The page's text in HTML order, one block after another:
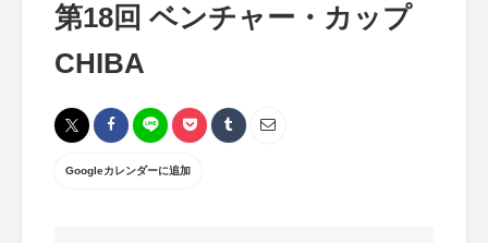
第18回 ベンチャー・カップ
CHIBA
Googleカレンダーに追加